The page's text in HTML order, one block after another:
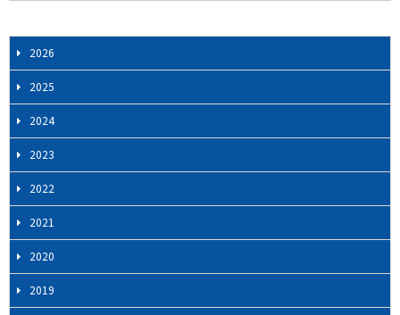
ナ
ビ
ゲ
ー
シ
ョ
ン
2026
2025
2024
2023
2022
2021
2020
2019